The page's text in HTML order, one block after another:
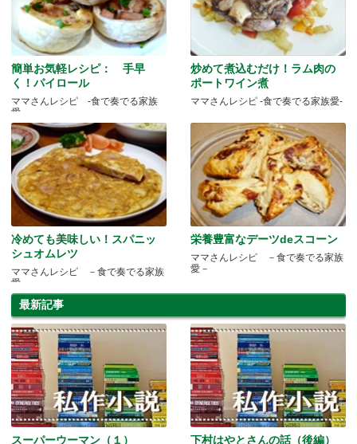
簡単お気軽レシピ： 手早
く！パイロール
ママさんレシピ -食で奏でる家族
愛-
炒めて煮込むだけ！ラム肉の
ポートワイン煮
ママさんレシピ -食で奏でる家族愛-
冷めても美味しい！スパニッ
シュオムレツ
ママさんレシピ －食で奏でる家族
愛－
栄養豊富なデーツdeスコーン
ママさんレシピ －食で奏でる家族
愛－
最新記事
スーパーウーマン（１） 下村はやとさんの話（後編）